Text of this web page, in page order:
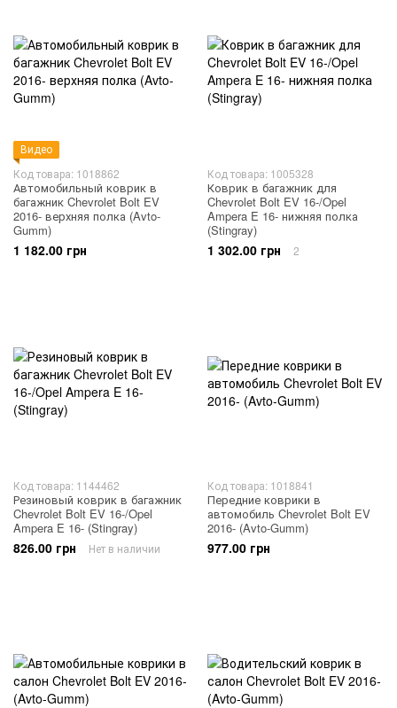
Видео
Код товара: 1018862
Автомобильный коврик в
багажник Chevrolet Bolt EV
2016- верхняя полка (Avto-
Gumm)
1 182.00 грн
Код товара: 1005328
Коврик в багажник для
Chevrolet Bolt EV 16-/Opel
Ampera E 16- нижняя полка
(Stingray)
1 302.00 грн 2
Код товара: 1144462
Резиновый коврик в багажник
Chevrolet Bolt EV 16-/Opel
Ampera E 16- (Stingray)
826.00 грн Нет в наличии
Код товара: 1018841
Передние коврики в
автомобиль Chevrolet Bolt EV
2016- (Avto-Gumm)
977.00 грн